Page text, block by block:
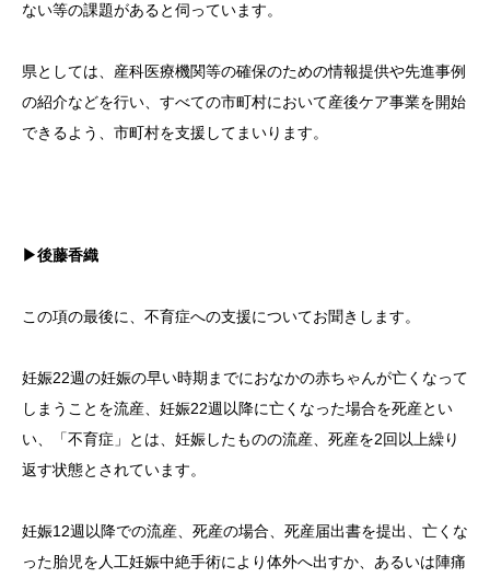
ない等の課題があると伺っています。
県としては、産科医療機関等の確保のための情報提供や先進事例
の紹介などを行い、すべての市町村において産後ケア事業を開始
できるよう、市町村を支援してまいります。
▶後藤香織
この項の最後に、不育症への支援についてお聞きします。
妊娠22週の妊娠の早い時期までにおなかの赤ちゃんが亡くなって
しまうことを流産、妊娠22週以降に亡くなった場合を死産とい
い、「不育症」とは、妊娠したものの流産、死産を2回以上繰り
返す状態とされています。
妊娠12週以降での流産、死産の場合、死産届出書を提出、亡くな
った胎児を人工妊娠中絶手術により体外へ出すか、あるいは陣痛